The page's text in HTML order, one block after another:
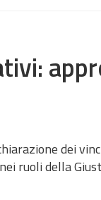
dei
ruoli della